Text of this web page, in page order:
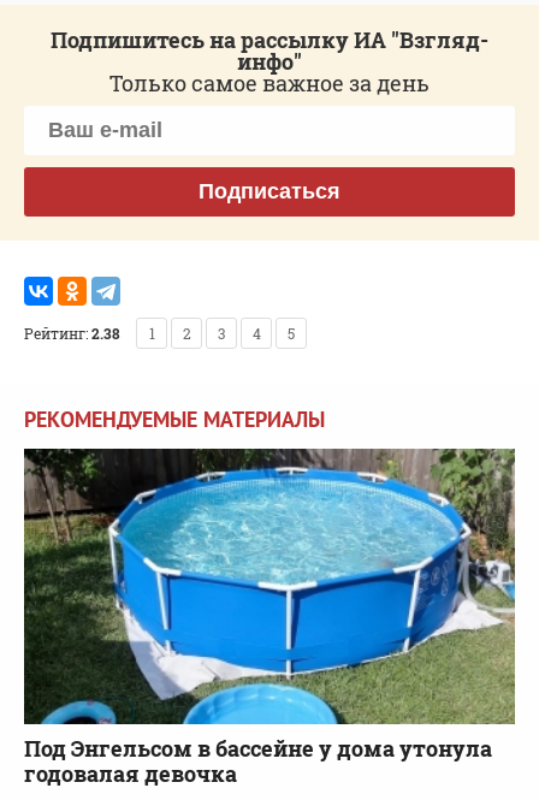
Подпишитесь на рассылку ИА "Взгляд-
инфо"
Только самое важное за день
Подписаться
Рейтинг:2.38 1 2 3 4 5
РЕКОМЕНДУЕМЫЕ МАТЕРИАЛЫ
Под Энгельсом в бассейне у дома утонула
годовалая девочка